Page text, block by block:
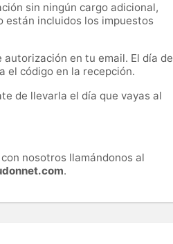
sin ningún cargo adicional,
están incluidos los impuestos
en tu email. El día de
el código en la recepción.
de llevarla el día que vayas al
nosotros llamándonos al
.